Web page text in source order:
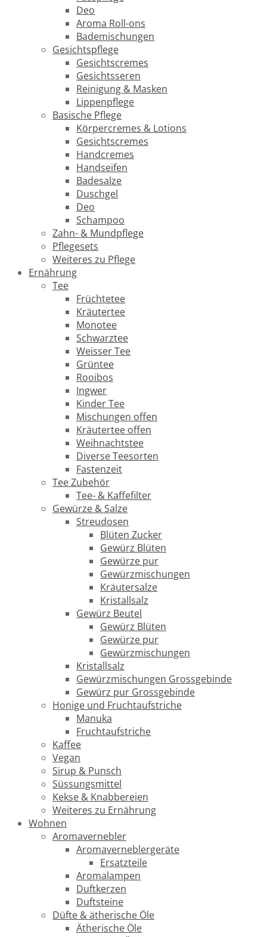
Deo
Aroma Roll-ons
Bademischungen
Gesichtspflege
Gesichtscremes
Gesichtsseren
Reinigung & Masken
Lippenpflege
Basische Pflege
Körpercremes & Lotions
Gesichtscremes
Handcremes
Handseifen
Badesalze
Duschgel
Deo
Schampoo
Zahn- & Mundpflege
Pflegesets
Weiteres zu Pflege
Ernährung
Tee
Früchtetee
Kräutertee
Monotee
Schwarztee
Weisser Tee
Grüntee
Rooibos
Ingwer
Kinder Tee
Mischungen offen
Kräutertee offen
Weihnachtstee
Diverse Teesorten
Fastenzeit
Tee Zubehör
Tee- & Kaffefilter
Gewürze & Salze
Streudosen
Blüten Zucker
Gewürz Blüten
Gewürze pur
Gewürzmischungen
Kräutersalze
Kristallsalz
Gewürz Beutel
Gewürz Blüten
Gewürze pur
Gewürzmischungen
Kristallsalz
Gewürzmischungen Grossgebinde
Gewürz pur Grossgebinde
Honige und Fruchtaufstriche
Manuka
Fruchtaufstriche
Kaffee
Vegan
Sirup & Punsch
Süssungsmittel
Kekse & Knabbereien
Weiteres zu Ernährung
Wohnen
Aromavernebler
Aromaverneblergeräte
Ersatzteile
Aromalampen
Duftkerzen
Duftsteine
Düfte & ätherische Öle
Ätherische Öle